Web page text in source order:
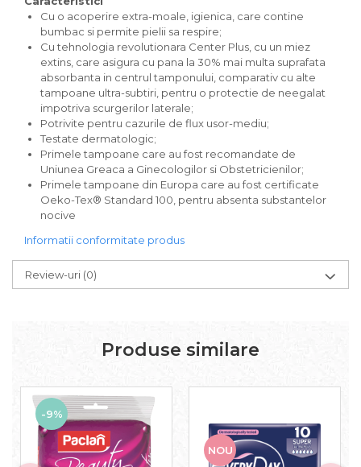
Solutie curatare aparatura
electronica
Solutie multisuprafete
Cu o acoperire extra-moale, igienica, care contine
bumbac si permite pielii sa respire;
Cu tehnologia revolutionara Center Plus, cu un miez
extins, care asigura cu pana la 30% mai multa suprafata
absorbanta in centrul tamponului, comparativ cu alte
tampoane ultra-subtiri, pentru o protectie de neegalat
impotriva scurgerilor laterale;
Potrivite pentru cazurile de flux usor-mediu;
Testate dermatologic;
Primele tampoane care au fost recomandate de
Uniunea Greaca a Ginecologilor si Obstetricienilor;
Primele tampoane din Europa care au fost certificate
Oeko-Tex® Standard 100, pentru absenta substantelor
nocive
Informatii conformitate produs
Review-uri (0)
Produse similare
-9%
NOU